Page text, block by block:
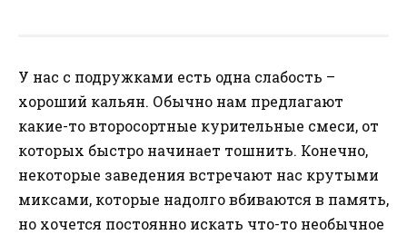
У нас с подружками есть одна слабость –
хороший кальян. Обычно нам предлагают
какие-то второсортные курительные смеси, от
которых быстро начинает тошнить. Конечно,
некоторые заведения встречают нас крутыми
миксами, которые надолго вбиваются в память,
но хочется постоянно искать что-то необычное